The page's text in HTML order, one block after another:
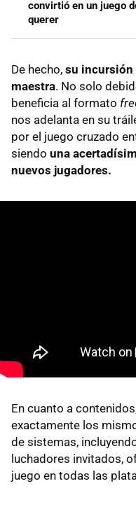
convirtió en un juego
querer
De hecho, su incursión
maestra. No solo
beneficia al formato
nos adelanta en su
por el juego cruzado
siendo una
nuevos jugadores.
En cuanto a
exactamente los
de sistemas,
luchadores invitados,
juego en todas las